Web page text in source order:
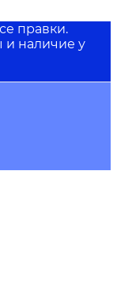
правки.
и наличие у